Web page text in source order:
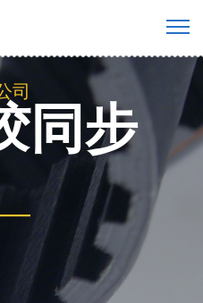
司
同步